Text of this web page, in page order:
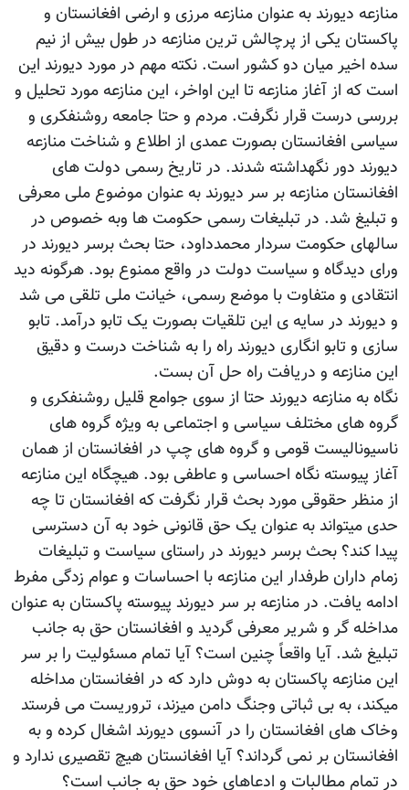
منازعه دیورند به عنوان منازعه مرزی و ارضی افغانستان و
پاکستان یکی از پرچالش ترین منازعه در طول بیش از نیم
سده اخیر میان دو کشور است. نکته مهم در مورد دیورند این
است که از آغاز منازعه تا این اواخر، این منازعه مورد تحلیل و
بررسی درست قرار نگرفت. مردم و حتا جامعه روشنفکری و
سیاسی افغانستان بصورت عمدی از اطلاع و شناخت منازعه
دیورند دور نگهداشته شدند. در تاریخ رسمی دولت های
افغانستان منازعه بر سر دیورند به عنوان موضوع ملی معرفی
و تبلیغ شد. در تبلیغات رسمی حکومت ها وبه خصوص در
سالهای حکومت سردار محمدداود، حتا بحث برسر دیورند در
ورای دیدگاه و سیاست دولت در واقع ممنوع بود. هرگونه دید
انتقادی و متفاوت با موضع رسمی، خیانت ملی تلقی می شد
و دیورند در سایه ی این تلقیات بصورت یک تابو درآمد. تابو
سازی و تابو انگاری دیورند راه را به شناخت درست و دقیق
این منازعه و دریافت راه حل آن بست.
نگاه به منازعه دیورند حتا از سوی جوامع قلیل روشنفکری و
گروه های مختلف سیاسی و اجتماعی به ویژه گروه های
ناسیونالیست قومی و گروه های چپ در افغانستان از همان
آغاز پیوسته نگاه احساسی و عاطفی بود. هیچگاه این منازعه
از منظر حقوقی مورد بحث قرار نگرفت که افغانستان تا چه
حدی میتواند به عنوان یک حق قانونی خود به آن دسترسی
پیدا کند؟ بحث برسر دیورند در راستای سیاست و تبلیغات
زمام داران طرفدار این منازعه با احساسات و عوام زدگی مفرط
ادامه یافت. در منازعه بر سر دیورند پیوسته پاکستان به عنوان
مداخله گر و شریر معرفی گردید و افغانستان حق به جانب
تبلیغ شد. آیا واقعاً چنین است؟ آیا تمام مسئولیت را بر سر
این منازعه پاکستان به دوش دارد که در افغانستان مداخله
میکند، به بی ثباتی وجنگ دامن میزند، تروریست می فرستد
وخاک های افغانستان را در آنسوی دیورند اشغال کرده و به
افغانستان بر نمی گرداند؟ آیا افغانستان هیچ تقصیری ندارد و
در تمام مطالبات و ادعاهای خود حق به جانب است؟